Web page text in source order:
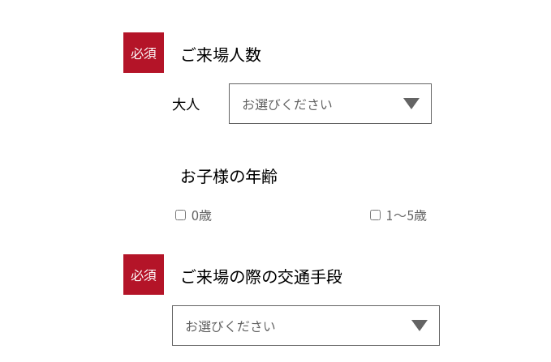
必須 ご来場人数
大人
お子様の年齢
0歳 1〜5歳
必須 ご来場の際の交通手段